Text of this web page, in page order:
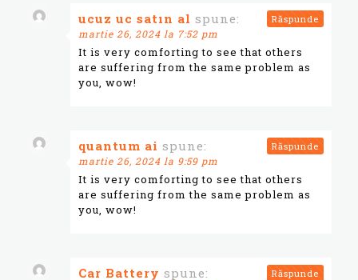
ucuz uc satın al spune:
martie 26, 2024 la 7:52 pm
It is very comforting to see that others
are suffering from the same problem as
you, wow!
Răspunde
quantum ai spune:
martie 26, 2024 la 9:59 pm
It is very comforting to see that others
are suffering from the same problem as
you, wow!
Răspunde
Car Battery spune: Răspunde